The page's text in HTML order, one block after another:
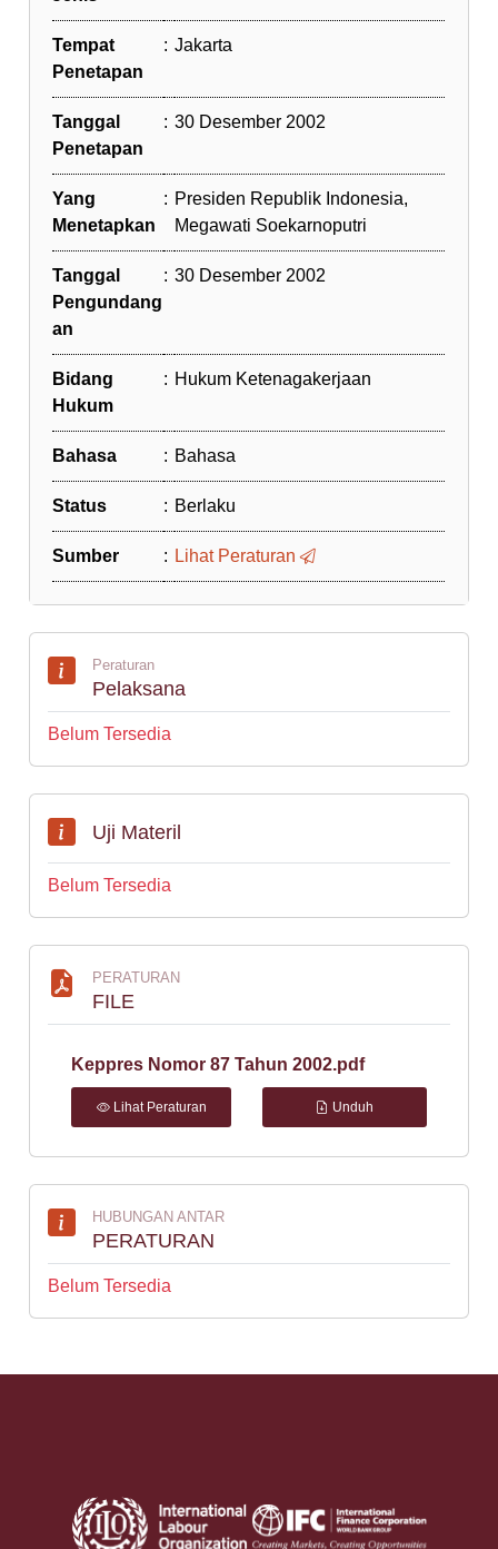
Tempat
Penetapan
: Jakarta
Tanggal
Penetapan
: 30 Desember 2002
Yang
Menetapkan
: Presiden Republik Indonesia,
Megawati Soekarnoputri
Tanggal
Pengundang
an
: 30 Desember 2002
Bidang
Hukum
: Hukum Ketenagakerjaan
Bahasa : Bahasa
Status : Berlaku
Sumber : Lihat Peraturan
Peraturan
Pelaksana
Belum Tersedia
Uji Materil
Belum Tersedia
PERATURAN
FILE
Keppres Nomor 87 Tahun 2002.pdf
Lihat Peraturan Unduh
HUBUNGAN ANTAR
PERATURAN
Belum Tersedia